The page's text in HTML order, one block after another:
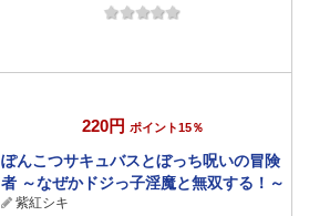
220円 ポイント15％
ぽんこつサキュバスとぼっち呪いの冒険
者 ～なぜかドジっ子淫魔と無双する！～
（分冊版） 【第4話】
紫紅シキ